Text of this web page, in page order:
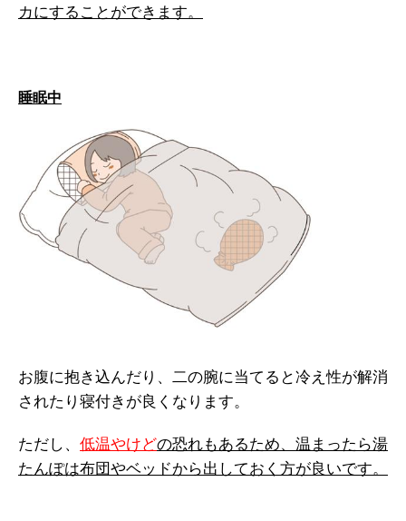
カにすることができます。
睡眠中
お腹に抱き込んだり、二の腕に当てると冷え性が解消
されたり寝付きが良くなります。
ただし、 低温やけどの恐れもあるため、温まったら湯
たんぽは布団やベッドから出しておく方が良いです。